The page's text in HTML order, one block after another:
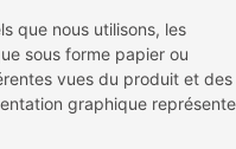
que nous utilisons, les
sous forme papier ou
vues du produit et des
graphique représente